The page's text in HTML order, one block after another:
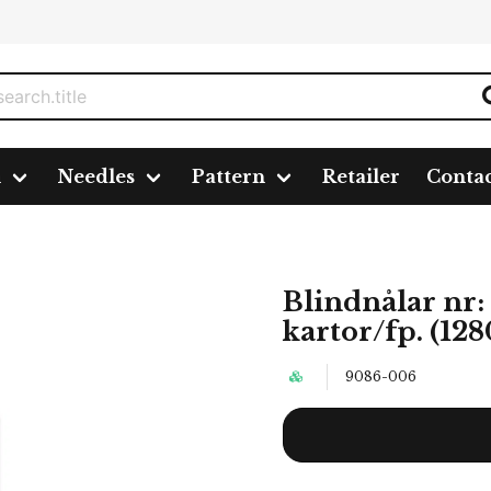
Needles Pattern Retailer
8 Mix 6 st/karta 5 kartor/fp. (12801)
Blindnålar nr:
kartor/fp.
9086-006